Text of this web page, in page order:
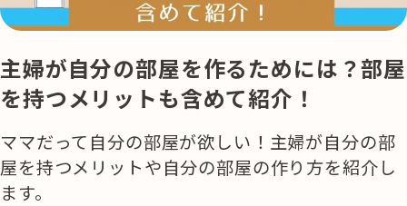
主婦が自分の部屋を作るためには？部屋
を持つメリットも含めて紹介！
ママだって自分の部屋が欲しい！主婦が自分の部
屋を持つメリットや自分の部屋の作り方を紹介し
ます。